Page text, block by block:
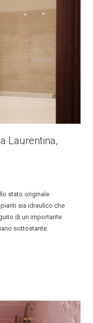
Laurentina,
stato originale
sia idraulico che
di un importante
sottostante.